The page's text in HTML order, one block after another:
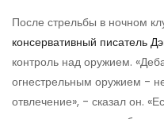
После стрельбы в ночном
консервативный писатель
контроль над оружием.
огнестрельным оружием -
отвлечение», - сказал он.